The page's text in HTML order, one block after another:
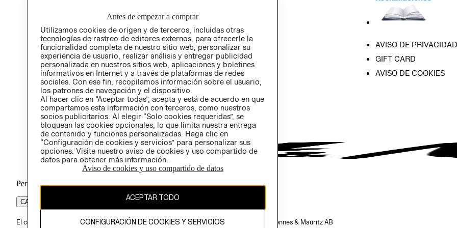
AVISO DE PRIVACIDAD
GIFT CARD
AVISO DE COOKIES
Perú (S/)
CAMBIAR REGIÓN
El contenido de esta página web está protegido por copyright y es propiedad de H&M Hennes & Mauritz AB
Antes de empezar a comprar
Utilizamos cookies de origen y de terceros, incluidas otras
tecnologías de rastreo de editores externos, para ofrecerle la
funcionalidad completa de nuestro sitio web, personalizar su
experiencia de usuario, realizar análisis y entregar publicidad
personalizada en nuestros sitios web, aplicaciones y boletines
informativos en Internet y a través de plataformas de redes
sociales. Con ese fin, recopilamos información sobre el usuario,
los patrones de navegación y el dispositivo.
Al hacer clic en “Aceptar todas”, acepta y está de acuerdo en que
compartamos esta información con terceros, como nuestros
socios publicitarios. Al elegir “Solo cookies requeridas”, se
bloquean las cookies opcionales, lo que limita nuestra entrega
de contenido y funciones personalizadas. Haga clic en
“Configuración de cookies y servicios” para personalizar sus
opciones. Visite nuestro aviso de cookies y uso compartido de
datos para obtener más información.
Aviso de cookies y uso compartido de datos
ACEPTAR TODO
CONFIGURACIÓN DE COOKIES Y SERVICIOS